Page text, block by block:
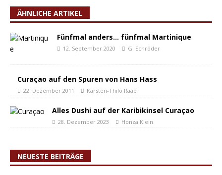
ÄHNLICHE ARTIKEL
Fünfmal anders… fünfmal Martinique
12. September 2020 G. Schröder
Curaçao auf den Spuren von Hans Hass
22. Dezember 2011 Karsten-Thilo Raab
Alles Dushi auf der Karibikinsel Curaçao
28. Dezember 2023 Honza Klein
NEUESTE BEITRÄGE